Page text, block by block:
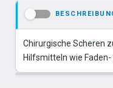
Chirurgische Scheren
Hilfsmitteln wie Faden-